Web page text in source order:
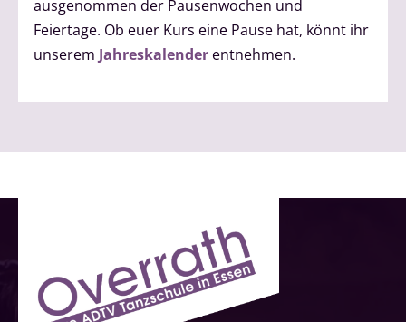
ausgenommen der Pausenwochen und
Feiertage. Ob euer Kurs eine Pause hat, könnt ihr
unserem Jahreskalender entnehmen.